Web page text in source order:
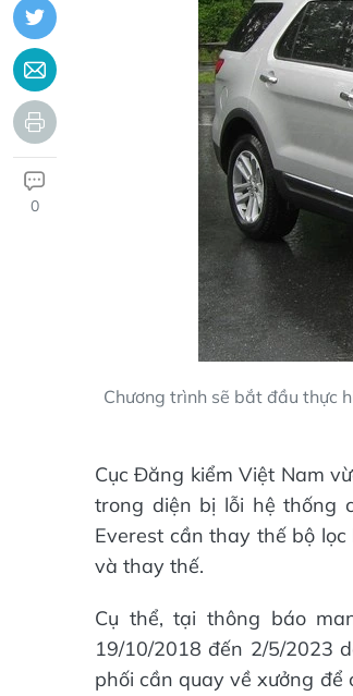
0
Chương trình sẽ bắt đầu thực
Cục Đăng kiểm Việt Nam
trong diện bị lỗi hệ thống
Everest cần thay thế bộ
và thay thế.
Cụ thể, tại thông báo
19/10/2018 đến 2/5/2023
phối cần quay về xưởng